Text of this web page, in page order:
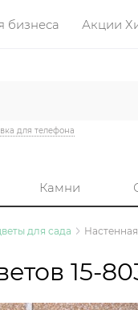
бизнеса Акции
для телефона
Камни
для сада
15-